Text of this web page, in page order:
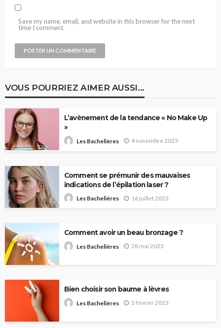
Save my name, email, and website in this browser for the next
time I comment.
VOUS POURRIEZ AIMER AUSSI...
L’avènement de la tendance « No Make Up
»
Les Bachelières 4 novembre 2023
Comment se prémunir des mauvaises
indications de l’épilation laser ?
Les Bachelières 16 juillet 2023
Comment avoir un beau bronzage ?
Les Bachelières 28 mai 2023
Bien choisir son baume à lèvres
Les Bachelières 5 février 2023